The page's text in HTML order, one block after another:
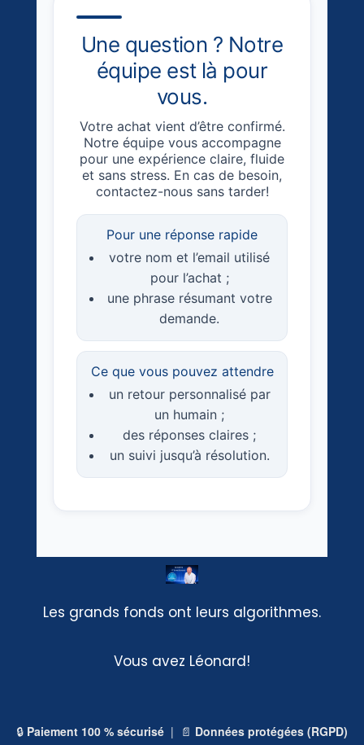
Une question ? Notre
équipe est là pour
vous.
Votre achat vient d’être confirmé.
Notre équipe vous accompagne
pour une expérience claire, fluide
et sans stress. En cas de besoin,
contactez-nous sans tarder!
Pour une réponse rapide
votre nom et l’email utilisé
pour l’achat ;
une phrase résumant votre
demande.
Ce que vous pouvez attendre
un retour personnalisé par
un humain ;
des réponses claires ;
un suivi jusqu’à résolution.
Les grands fonds ont leurs algorithmes.
Vous avez Léonard!
🔒 Paiement 100 % sécurisé | 📄 Données protégées (RGPD)